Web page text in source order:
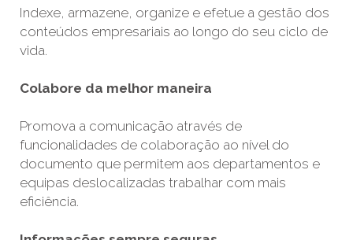
Indexe, armazene, organize e efetue a gestão dos
conteúdos empresariais ao longo do seu ciclo de
vida.
Colabore da melhor maneira
Promova a comunicação através de
funcionalidades de colaboração ao nível do
documento que permitem aos departamentos e
equipas deslocalizadas trabalhar com mais
eficiência.